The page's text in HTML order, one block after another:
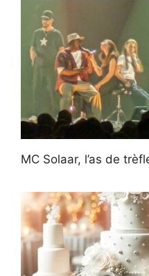
MC Solaar, l’as de